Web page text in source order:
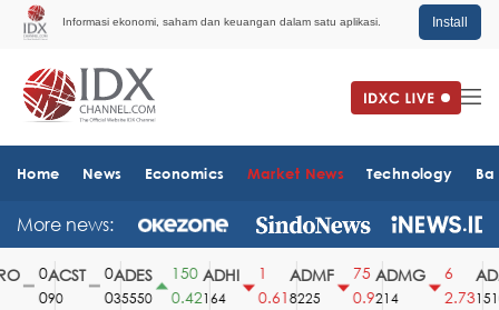
Informasi ekonomi, saham dan keuangan dalam satu aplikasi. Install
Home News Economics Market News Technology
More news:
ACST
90
ADES
35550
150
0.42
ADHI
164
0.61
ADMF
8225
75
0.9
ADMG
214
2.731510